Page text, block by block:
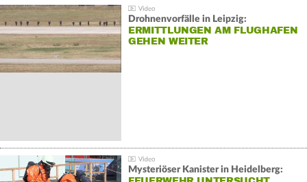
Drohnenvorfälle in Leipzig:
ERMITTLUNGEN AM FLUGHAFEN
GEHEN WEITER
Mysteriöser Kanister in Heidelberg: